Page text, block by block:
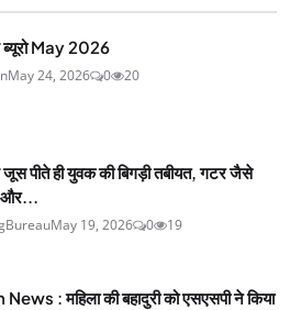
ब्यूरो May 2026
May 24, 2026 0 20
जूस पीते ही युवक की बिगड़ी तबीयत, गटर जैसे
और...
May 19, 2026 0 19
: महिला की बहादुरी को एसएसपी ने किया